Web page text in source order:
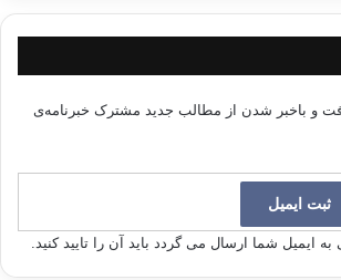
و باخبر شدن از مطالب جدید مشترک خبرنامه‌ی
به ایمیل شما ارسال می گردد باید آن را تایید کنید.